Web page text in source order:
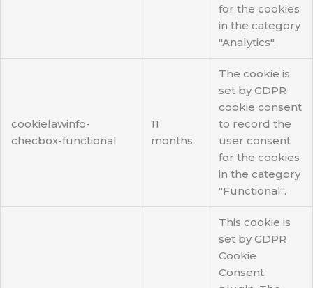
for the cookies
in the category
"Analytics".
cookielawinfo-
checbox-functional
11
months
The cookie is
set by GDPR
cookie consent
to record the
user consent
for the cookies
in the category
"Functional".
This cookie is
set by GDPR
Cookie
Consent